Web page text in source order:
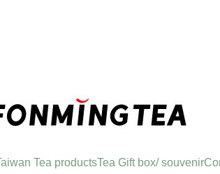
Tea productsTea Gift box/ souvenir